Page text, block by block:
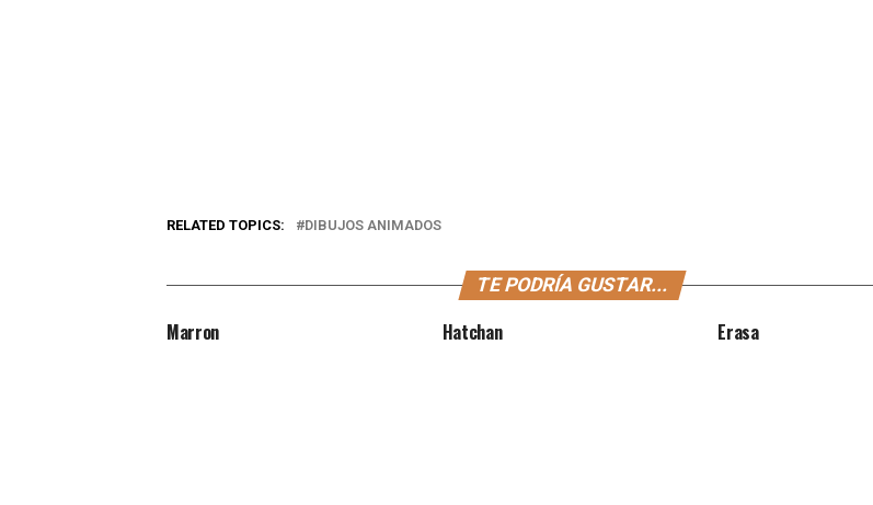
RELATED TOPICS: DIBUJOS ANIMADOS
TE PODRÍA GUSTAR...
Marron Hatchan Erasa